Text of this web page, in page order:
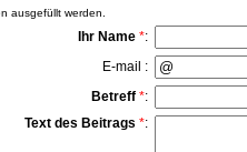
ausgefüllt werden.
Ihr Name *:
E-mail :
Betreff *:
Text des Beitrags *: